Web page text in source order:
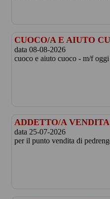
CUOCO/A E AIUTO
data 08-08-2026
cuoco e aiuto cuoco - m/f
ADDETTO/A
data 25-07-2026
per il punto vendita di